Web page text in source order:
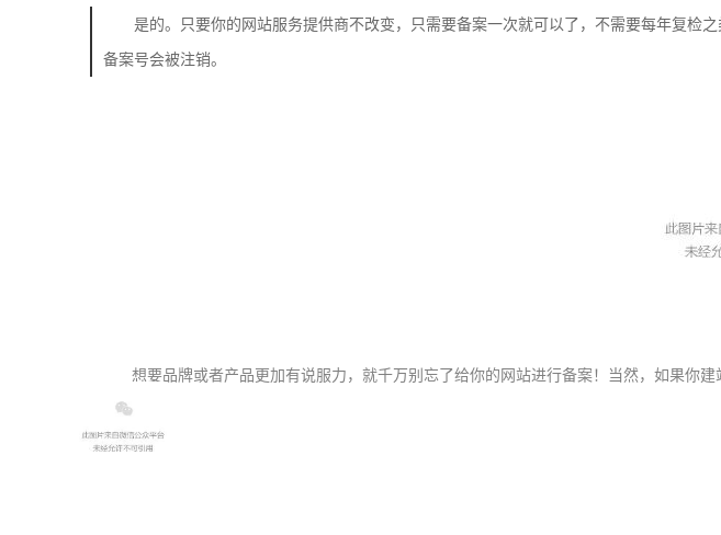
是的。只要你的网站服务提供商不改变，只需要备案一次就可以了，不需要每年复检
备案号会被注销。
想要品牌或者产品更加有说服力，就千万别忘了给你的网站进行备案！当然，如